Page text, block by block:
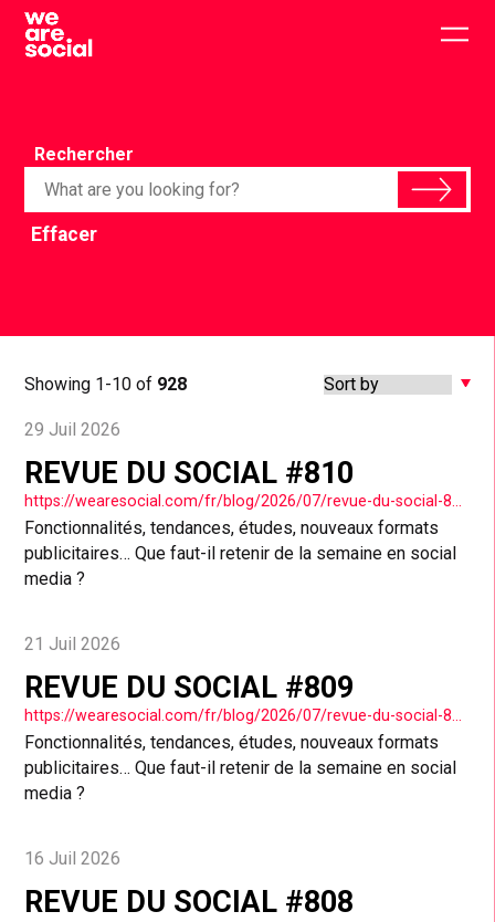
Skip
content
Rechercher
Effacer
Showing 1-10 of 928
29 Juil 2026
REVUE DU SOCIAL #810
Fonctionnalités, tendances, études, nouveaux formats
publicitaires… Que faut-il retenir de la semaine en social
media ?
21 Juil 2026
REVUE DU SOCIAL #809
Fonctionnalités, tendances, études, nouveaux formats
publicitaires… Que faut-il retenir de la semaine en social
media ?
16 Juil 2026
REVUE DU SOCIAL #808